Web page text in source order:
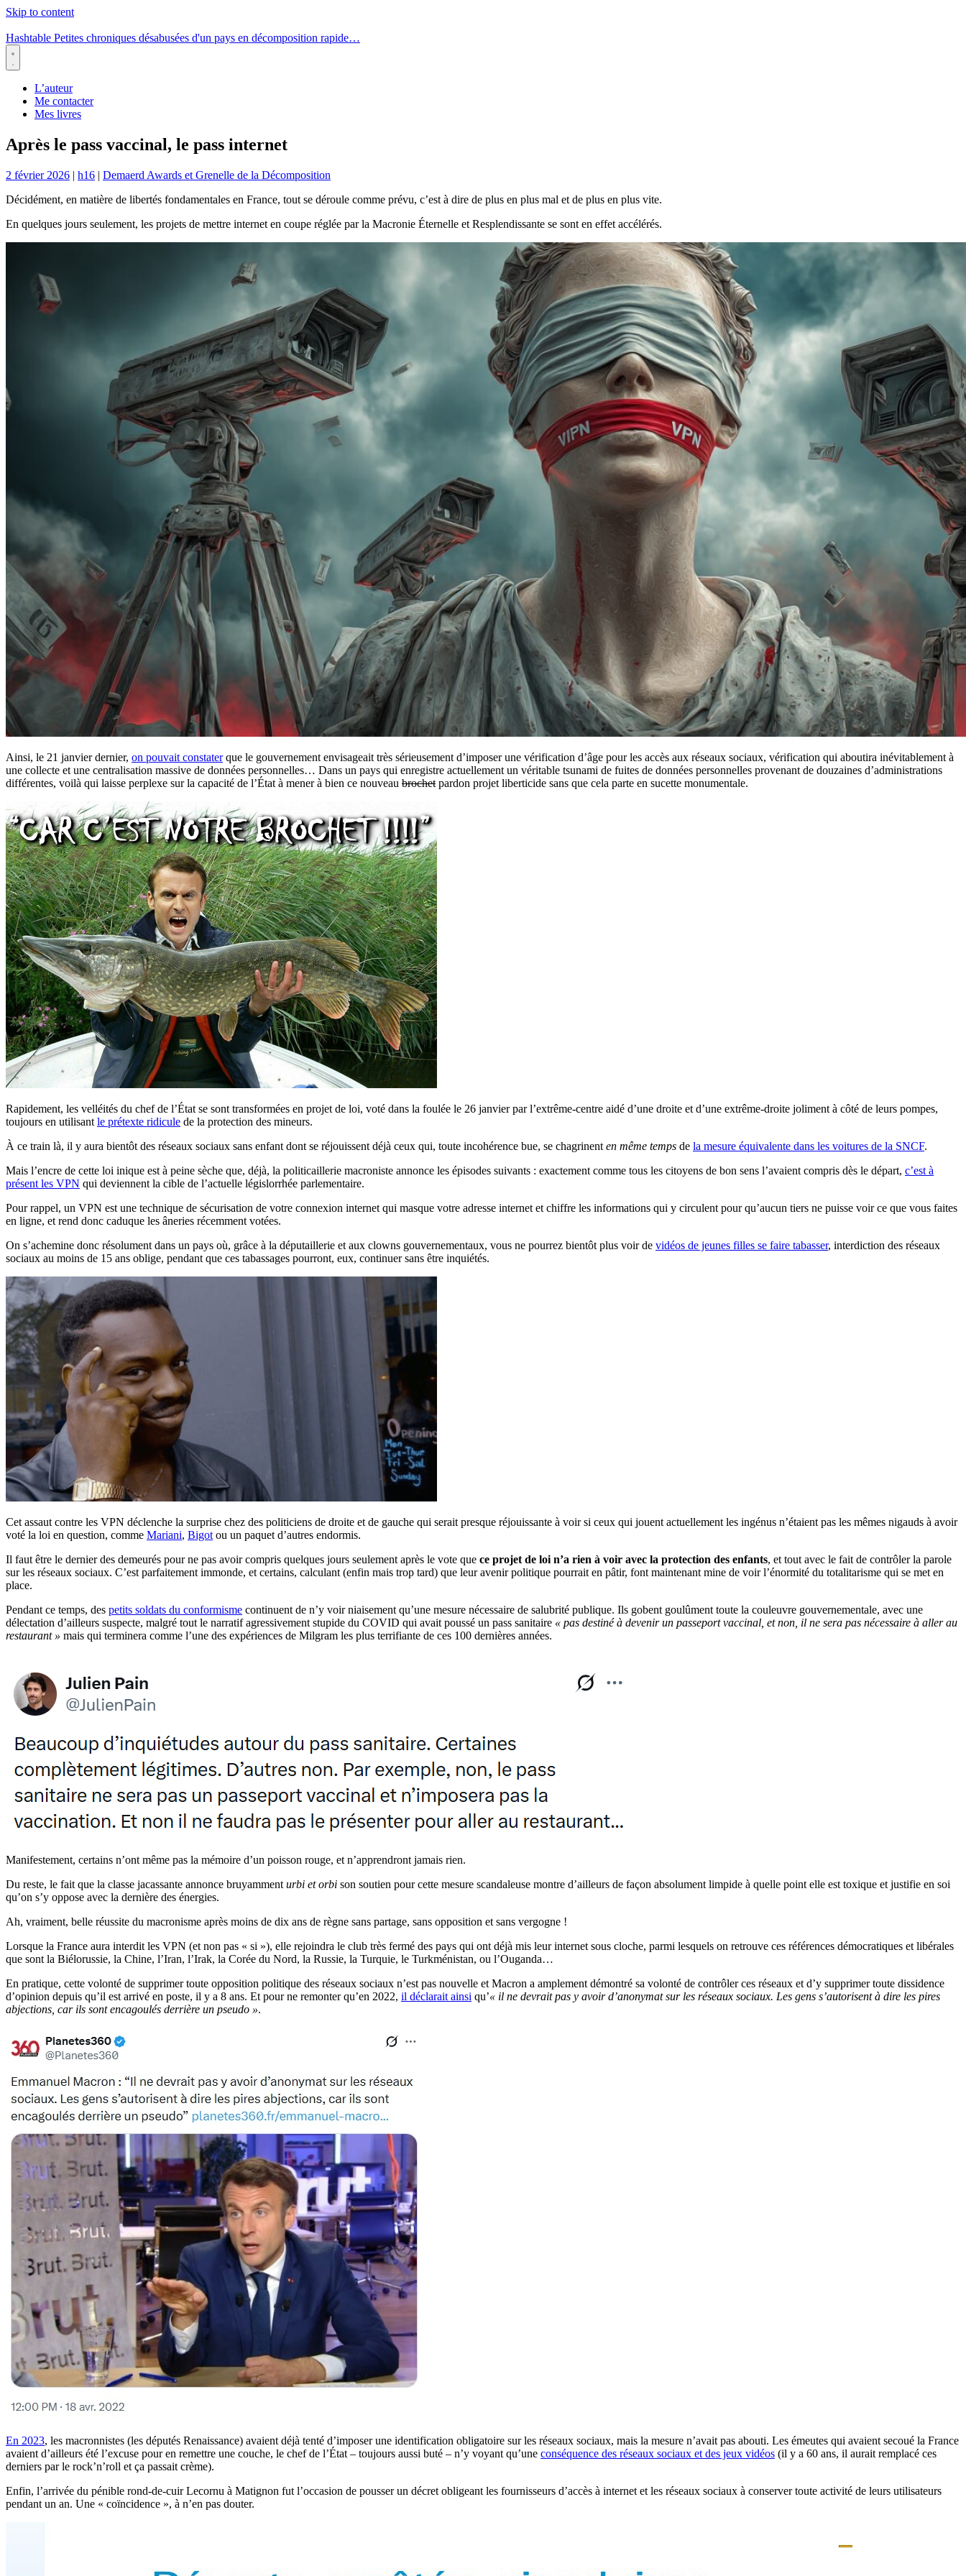
Skip to content
Hashtable Petites chroniques désabusées d'un pays en décomposition rapide…
Menu
L’auteur
Me contacter
Mes livres
Après le pass vaccinal, le pass internet
2 février 2026 | h16 | Demaerd Awards et Grenelle de la Décomposition
Décidément, en matière de libertés fondamentales en France, tout se déroule comme prévu, c’est à dire de plus en plus mal et de plus en plus vite.
En quelques jours seulement, les projets de mettre internet en coupe réglée par la Macronie Éternelle et Resplendissante se sont en effet accélérés.
Ainsi, le 21 janvier dernier, on pouvait constaterque le gouvernement envisageait très sérieusement d’imposer une vérification d’âge pour les accès aux réseaux sociaux, vérification qui aboutira inévitablement à
une collecte et une centralisation massive de données personnelles… Dans un pays qui enregistre actuellement un véritable tsunami de fuites de données personnelles provenant de douzaines d’administrations
différentes, voilà qui laisse perplexe sur la capacité de l’État à mener à bien ce nouveau brochet pardon projet liberticide sans que cela parte en sucette monumentale.
Rapidement, les velléités du chef de l’État se sont transformées en projet de loi, voté dans la foulée le 26 janvier par l’extrême-centre aidé d’une droite et d’une extrême-droite joliment à côté de leurs pompes,
toujours en utilisant le prétexte ridicule de la protection des mineurs.
À ce train là, il y aura bientôt des réseaux sociaux sans enfant dont se réjouissent déjà ceux qui, toute incohérence bue, se chagrinent en même temps de la mesure équivalente dans les voitures de la SNCF.
Mais l’encre de cette loi inique est à peine sèche que, déjà, la politicaillerie macroniste annonce les épisodes suivants : exactement comme tous les citoyens de bon sens l’avaient compris dès le départ, c’est à
présent les VPN qui deviennent la cible de l’actuelle législorrhée parlementaire.
Pour rappel, un VPN est une technique de sécurisation de votre connexion internet qui masque votre adresse internet et chiffre les informations qui y circulent pour qu’aucun tiers ne puisse voir ce que vous faites
en ligne, et rend donc caduque les âneries récemment votées.
On s’achemine donc résolument dans un pays où, grâce à la députaillerie et aux clowns gouvernementaux, vous ne pourrez bientôt plus voir de vidéos de jeunes filles se faire tabasser, interdiction des réseaux
sociaux au moins de 15 ans oblige, pendant que ces tabassages pourront, eux, continuer sans être inquiétés.
Cet assaut contre les VPN déclenche la surprise chez des politiciens de droite et de gauche qui serait presque réjouissante à voir si ceux qui jouent actuellement les ingénus n’étaient pas les mêmes nigauds à avoir
voté la loi en question, comme Mariani, Bigotou un paquet d’autres endormis.
Il faut être le dernier des demeurés pour ne pas avoir compris quelques jours seulement après le vote que ce projet de loi n’a rien à voir avec la protection des enfants, et tout avec le fait de contrôler la parole
sur les réseaux sociaux. C’est parfaitement immonde, et certains, calculant (enfin mais trop tard) que leur avenir politique pourrait en pâtir, font maintenant mine de voir l’énormité du totalitarisme qui se met en
place.
Pendant ce temps, des petits soldats du conformisme continuent de n’y voir niaisement qu’une mesure nécessaire de salubrité publique. Ils gobent goulûment toute la couleuvre gouvernementale, avec une
délectation d’ailleurs suspecte, malgré tout le narratif agressivement stupide du COVID qui avait poussé un pass sanitaire « pas destiné à devenir un passeport vaccinal, et non, il ne sera pas nécessaire à aller au
restaurant » mais qui terminera comme l’une des expériences de Milgram les plus terrifiante de ces 100 dernières années.
Manifestement, certains n’ont même pas la mémoire d’un poisson rouge, et n’apprendront jamais rien.
Du reste, le fait que la classe jacassante annonce bruyammenturbi et orbi son soutien pour cette mesure scandaleuse montre d’ailleurs de façon absolument limpide à quelle point elle est toxique et justifie en soi
qu’on s’y oppose avec la dernière des énergies.
Ah, vraiment, belle réussite du macronisme après moins de dix ans de règne sans partage, sans opposition et sans vergogne !
Lorsque la France aura interdit les VPN (et non pas « si »), elle rejoindra le club très fermé des pays qui ont déjà mis leur internet sous cloche, parmi lesquels on retrouve ces références démocratiques et libérales
que sont la Biélorussie, la Chine, l’Iran, l’Irak, la Corée du Nord, la Russie, la Turquie, le Turkménistan, ou l’Ouganda…
En pratique, cette volonté de supprimer toute opposition politique des réseaux sociaux n’est pas nouvelle et Macron a amplement démontré sa volonté de contrôler ces réseaux et d’y supprimer toute dissidence
d’opinion depuis qu’il est arrivé en poste, il y a 8 ans. Et pour ne remonter qu’en 2022, il déclarait ainsi qu’« il ne devrait pas y avoir d’anonymat sur les réseaux sociaux. Les gens s’autorisent à dire les pires
abjections, car ils sont encagoulés derrière un pseudo ».
En 2023, les macronnistes (les députés Renaissance) avaient déjà tenté d’imposer une identification obligatoire sur les réseaux sociaux, mais la mesure n’avait pas abouti. Les émeutes qui avaient secoué la France
avaient d’ailleurs été l’excuse pour en remettre une couche, le chef de l’État – toujours aussi buté – n’y voyant qu’une conséquence des réseaux sociaux et des jeux vidéos (il y a 60 ans, il aurait remplacé ces
derniers par le rock’n’roll et ça passait crème).
Enfin, l’arrivée du pénible rond-de-cuir Lecornu à Matignon fut l’occasion de pousser un décret obligeant les fournisseurs d’accès à internet et les réseaux sociaux à conserver toute activité de leurs utilisateurs
pendant un an. Une « coïncidence », à n’en pas douter.